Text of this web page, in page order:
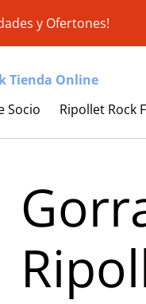
y Ofertones!
Tienda Online
Socio Ripollet Rock